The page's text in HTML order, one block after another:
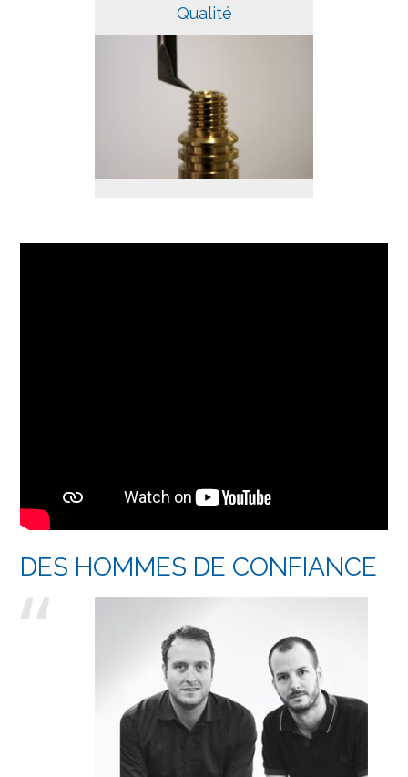
Qualité
DES HOMMES DE CONFIANCE